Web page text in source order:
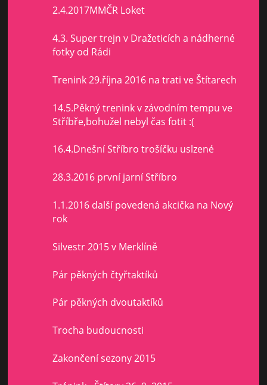
2.4.2017MMČR Loket
4.3. Super trejn v Dražeticích a nádherné
fotky od Rádi
Trenink 29.října 2016 na trati ve Štítarech
14.5.Pěkný trenink v závodním tempu ve
Stříbře,bohužel nebyl čas fotit :(
16.4.Dnešní Stříbro trošíčku uslzené
28.3.2016 první jarní Stříbro
1.1.2016 další povedená akcička na Nový
rok
Silvestr 2015 v Merklíně
Pár pěkných čtyřtaktíků
Pár pěkných dvoutaktíků
Trocha budoucnosti
Zakončení sezony 2015